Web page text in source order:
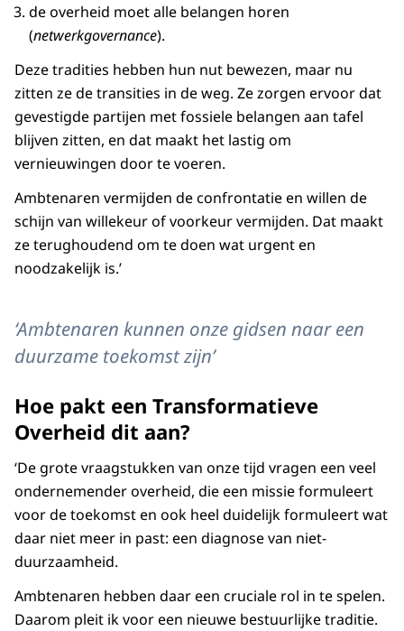
de overheid moet alle belangen horen
(netwerkgovernance).
Deze tradities hebben hun nut bewezen, maar nu
zitten ze de transities in de weg. Ze zorgen ervoor dat
gevestigde partijen met fossiele belangen aan tafel
blijven zitten, en dat maakt het lastig om
vernieuwingen door te voeren.
Ambtenaren vermijden de confrontatie en willen de
schijn van willekeur of voorkeur vermijden. Dat maakt
ze terughoudend om te doen wat urgent en
noodzakelijk is.’
‘Ambtenaren kunnen onze gidsen naar een
duurzame toekomst zijn’
Hoe pakt een Transformatieve
Overheid dit aan?
‘De grote vraagstukken van onze tijd vragen een veel
ondernemender overheid, die een missie formuleert
voor de toekomst en ook heel duidelijk formuleert wat
daar niet meer in past: een diagnose van niet-
duurzaamheid.
Ambtenaren hebben daar een cruciale rol in te spelen.
Daarom pleit ik voor een nieuwe bestuurlijke traditie.